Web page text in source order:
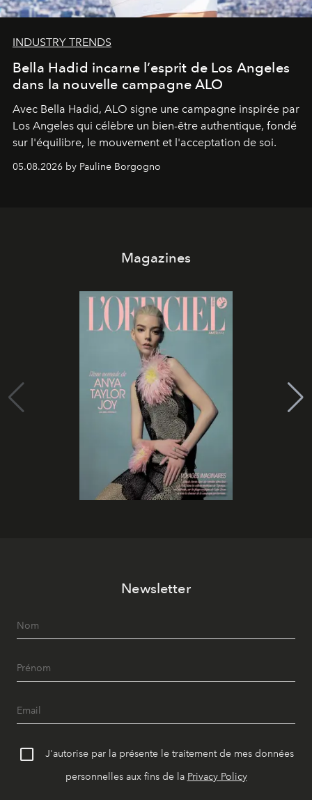
INDUSTRY TRENDS
Bella Hadid incarne l’esprit de Los Angeles
dans la nouvelle campagne ALO
Avec Bella Hadid, ALO signe une campagne inspirée par
Los Angeles qui célèbre un bien-être authentique, fondé
sur l'équilibre, le mouvement et l'acceptation de soi.
05.08.2026 by Pauline Borgogno
Magazines
Newsletter
J'autorise par la présente le traitement de mes données
personnelles aux fins de la Privacy Policy